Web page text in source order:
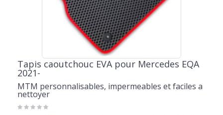
Tapis caoutchouc EVA pour Mercedes EQA
2021-
MTM personnalisables, impermeables et faciles a
nettoyer